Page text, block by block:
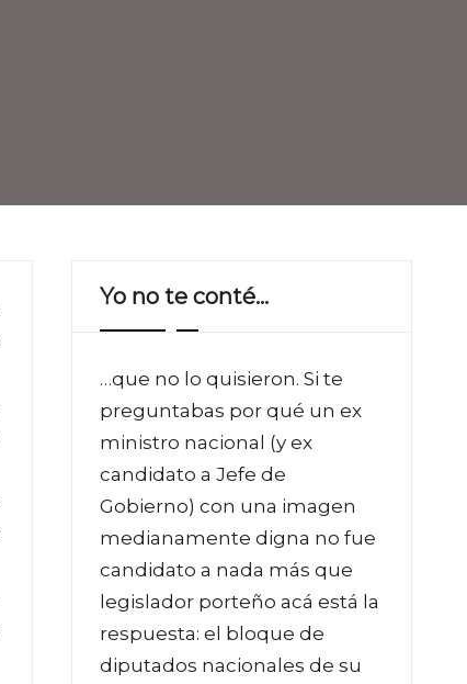
Yo no te conté…
…que no lo quisieron. Si te
preguntabas por qué un ex
ministro nacional (y ex
candidato a Jefe de
Gobierno) con una imagen
medianamente digna no fue
candidato a nada más que
legislador porteño acá está la
respuesta: el bloque de
diputados nacionales de su